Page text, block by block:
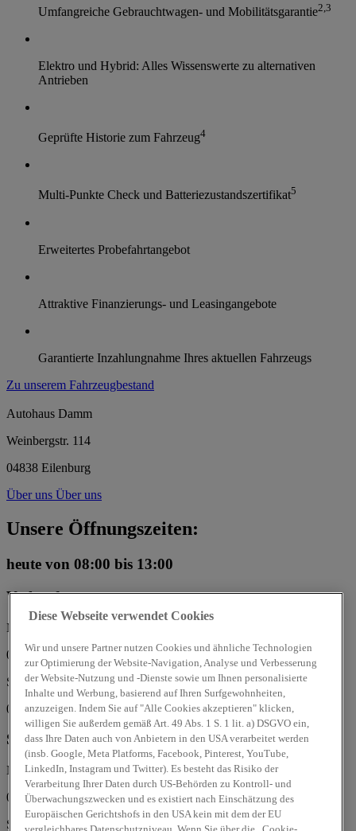
Umfangreiche Gebrauchtwagen- und Mobilitätsgarantie2 3
Elektro und Hybrid: Alles Wissenswerte zu alternativen
Antrieben
Geprüfte Historie zum Fahrzeug4
Multi-Punkte Check und Batteriezustandszertifikat5
Erweitertes Probefahrtangebot
Attraktive Finanzierungs- und Leasingangebote
Garantierte Inzahlungnahme Ihres aktuellen Fahrzeugs
Zu unserem Fahrzeugbestand
Autohaus Damm
Weinbergstr. 114
04838 Eilenburg
Über uns Über uns
Unsere Öffnungszeiten:
heute von 08:00 bis 13:00
Verkauf
Mo, Di, Mi, Do, Fr:
07:00 - 18:00 Uhr
Sa:
08:00 - 13:00 Uhr
Service
Mo, Di, Mi, Do, Fr:
07:00 - 18:00 Uhr
Sa:
Diese Webseite verwendet Cookies
Wir und unsere Partner nutzen Cookies und ähnliche Technologien
zur Optimierung der Website-Navigation, Analyse und Verbesserung
der Website-Nutzung und -Dienste sowie um Ihnen personalisierte
Inhalte und Werbung, basierend auf Ihren Surfgewohnheiten,
anzuzeigen. Indem Sie auf "Alle Cookies akzeptieren" klicken,
willigen Sie außerdem gemäß Art. 49 Abs. 1 S. 1 lit. a) DSGVO ein,
dass Ihre Daten auch von Anbietern in den USA verarbeitet werden
(insb. Google, Meta Platforms, Facebook, Pinterest, YouTube,
LinkedIn, Instagram und Twitter). Es besteht das Risiko der
Verarbeitung Ihrer Daten durch US-Behörden zu Kontroll- und
Überwachungszwecken und es existiert nach Einschätzung des
Europäischen Gerichtshofs in den USA kein mit dem der EU